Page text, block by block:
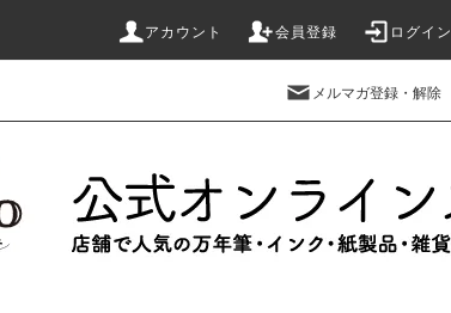
アカウント 会員登録 ログイン
メルマガ登録・解除